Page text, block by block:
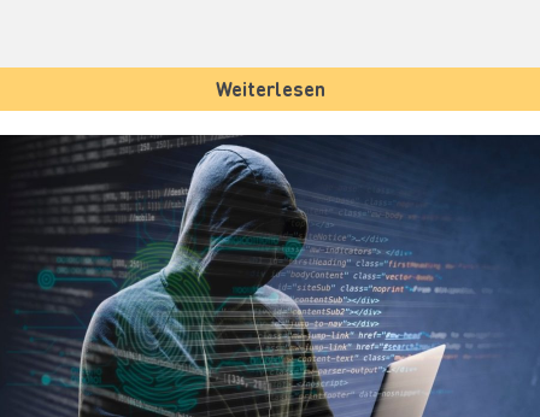
Weiterlesen